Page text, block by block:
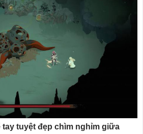
tay tuyệt đẹp chìm nghỉm giữa